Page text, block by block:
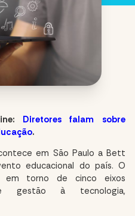
Diretores falam sobre
.
em São Paulo a Bett
educacional do país. O
em torno de cinco eixos
gestão à tecnologia,